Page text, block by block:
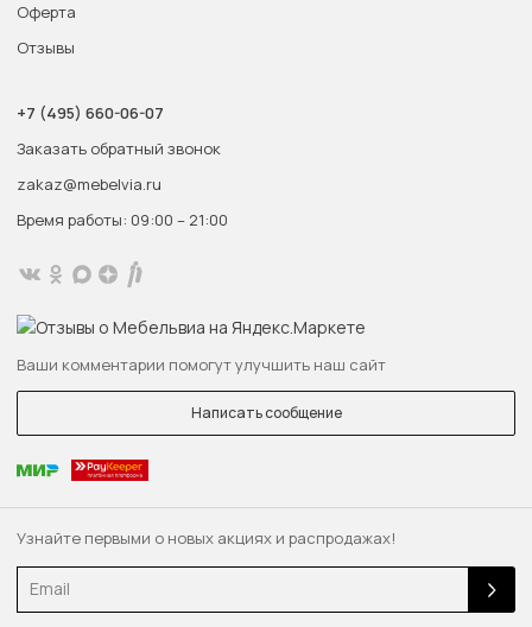
Узнайте первыми о новых акциях и распродажах!
Email
Оферта
Отзывы
+7 (495) 660-06-07
Заказать обратный звонок
zakaz@mebelvia.ru
Время работы: 09:00 – 21:00
Ваши комментарии помогут улучшить наш сайт
Написать сообщение